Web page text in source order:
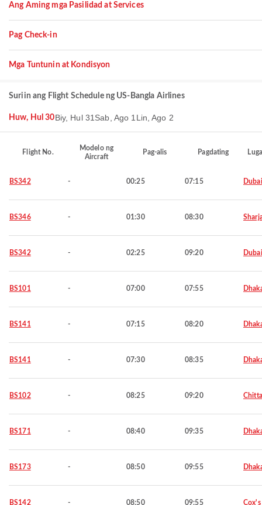
Ang Aming mga Pasilidad at Services
Pag Check-in
Mga Tuntunin at Kondisyon
Suriin ang Flight Schedule ng US-Bangla Airlines
Huw, Hul 30Biy, Hul 31 Sab, Ago 1 Lin, Ago 2
Flight No.
Modelo ng
Aircraft
Pag-alis Pagdating
BS342 - 00:25 07:15 Dubai
BS346 - 01:30 08:30
BS342 - 02:25 09:20 Dubai
BS101 - 07:00 07:55
BS141 - 07:15 08:20
BS141 - 07:30 08:35
BS102 - 08:25 09:20
BS171 - 08:40 09:35
BS173 - 08:50 09:55
BS142 - 08:50 09:55 Cox's